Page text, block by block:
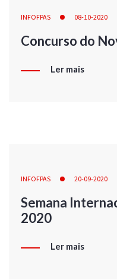
INFOFPAS 08-10-2020
Concurso do
Ler mais
INFOFPAS 20-09-2020
Semana
2020
Ler mais